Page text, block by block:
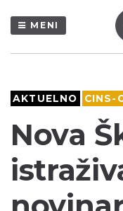
MENI
AKTUELNO CINS-
Nova